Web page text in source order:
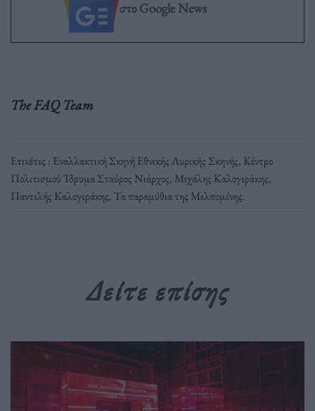
στο Google News
The FAQ Team
Ετικέτες : Εναλλακτική Σκηνή Εθνικής Λυρικής Σκηνής, Κέντρο
Πολιτισμού Ίδρυμα Σταύρος Νιάρχος, Μιχάλης Καλογεράκης,
Παντελής Καλογεράκης, Τα παραμύθια της Μελπομένης.
Δείτε επίσης